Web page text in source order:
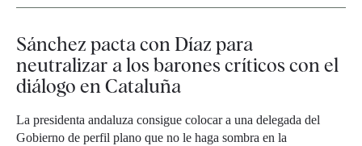
Sánchez pacta con Díaz para
neutralizar a los barones críticos con el
diálogo en Cataluña
La presidenta andaluza consigue colocar a una delegada del
Gobierno de perfil plano que no le haga sombra en la